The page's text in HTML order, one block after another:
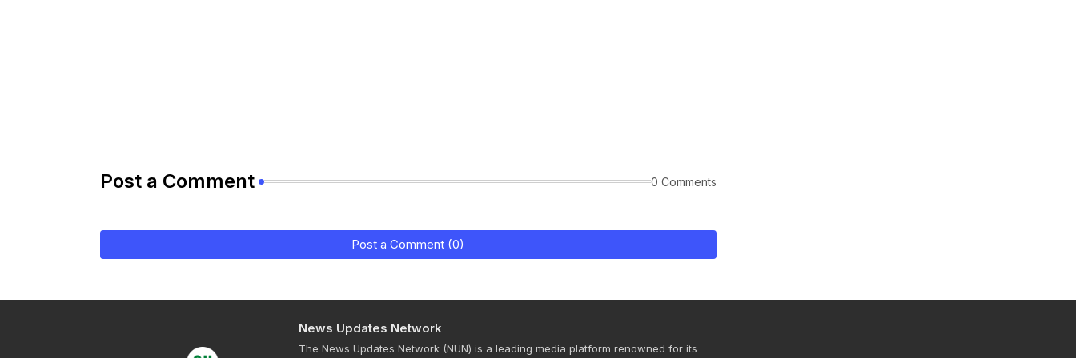
Post a Comment 0 Comments
Post a Comment (0)
News Updates Network
The News Updates Network (NUN) is a leading media platform renowned for its